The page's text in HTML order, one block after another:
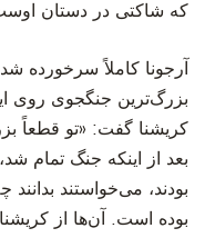
که شاکتی در دستان
‫آرجونا کاملاً سرخورده
بزرگ‌ترین جنگجوی روی
کریشنا گفت: «تو قطعاً
بعد از اینکه جنگ تمام
بودند، می‌خواستند
بوده است. آن‌ها از